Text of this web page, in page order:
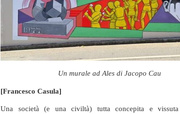
Un murale ad Ales di Jacopo Cau
[Francesco Casula]
Una società (e una civiltà) tutta concepita e vissuta